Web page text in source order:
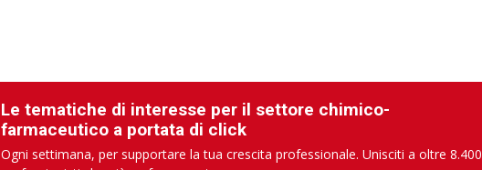
Le tematiche di interesse per il settore chimico-
farmaceutico a portata di click
Ogni settimana, per supportare la tua crescita professionale. Unisciti a oltre 8.400